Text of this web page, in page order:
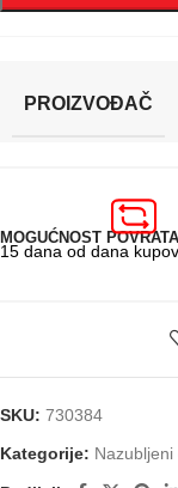
PROIZVOĐAČ
MOGUĆNOST POVRATA
15 dana od dana
SKU: 730384
Kategorije: Nazubljeni